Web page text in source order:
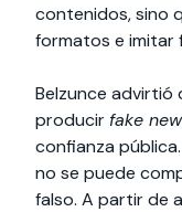
contenidos, sino
formatos e imitar
Belzunce advirtió
producir fake
confianza
no se puede
falso. A partir de